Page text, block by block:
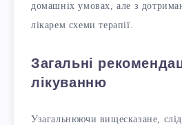
домашніх умовах, але з
лікарем схеми терапії.
Загальні
лікуванню
Узагальнюючи вищесказане,